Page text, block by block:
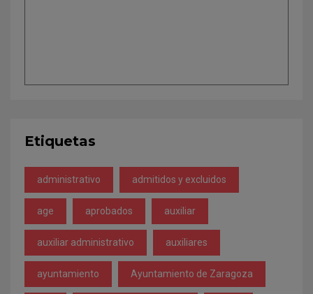
Etiquetas
administrativo admitidos y excluidos
age aprobados auxiliar
auxiliar administrativo auxiliares
ayuntamiento Ayuntamiento de Zaragoza